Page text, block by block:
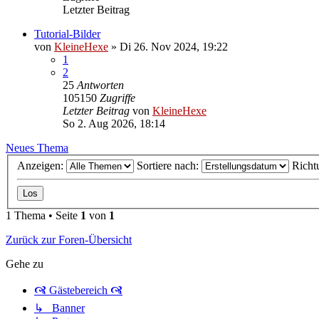
Letzter Beitrag
Tutorial-Bilder
von KleineHexe » Di 26. Nov 2024, 19:22
1
2
25 Antworten
105150 Zugriffe
Letzter Beitrag von KleineHexe
So 2. Aug 2026, 18:14
Neues Thema
Anzeigen:
Sortiere nach:
1 Thema • Seite 1 von 1
Zurück zur Foren-Übersicht
Gehe zu
🙧 Gästebereich 🙧
↳ Banner